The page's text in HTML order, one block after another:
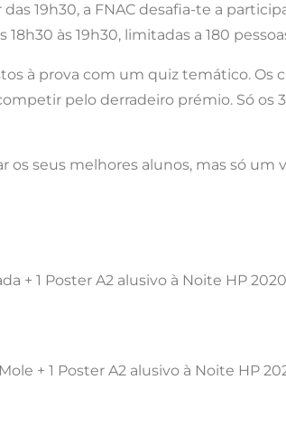
19h30, a FNAC desafia-te a
às 19h30, limitadas a 180
à prova com um quiz temático. Os
pelo derradeiro prémio. Só
seus melhores alunos, mas só um
+ 1 Poster A2 alusivo à Noite HP
+ 1 Poster A2 alusivo à Noite HP